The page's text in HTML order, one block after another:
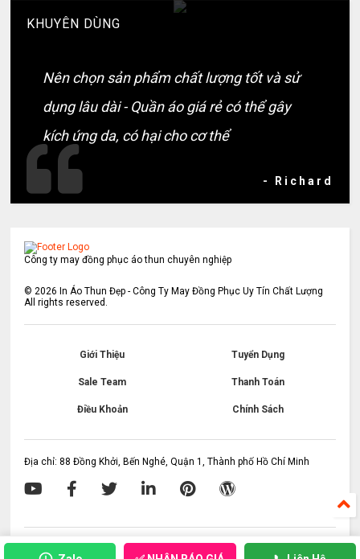
KHUYÊN DÙNG
Nên chọn sản phẩm chất lượng tốt và sử
dụng lâu dài - Quần áo giá rẻ có thể gây
kích ứng da, có hại cho cơ thể
- Richard
Công ty may đồng phục áo thun chuyên nghiệp
©2026 In Áo Thun Đẹp - Công Ty May Đồng Phục Uy Tín Chất Lượng
All rights reserved.
Giới Thiệu Tuyển Dụng
Sale Team Thanh Toán
Điều Khoản Chính Sách
Địa chỉ: 88 Đồng Khởi, Bến Nghé, Quận 1, Thành phố Hồ Chí Minh